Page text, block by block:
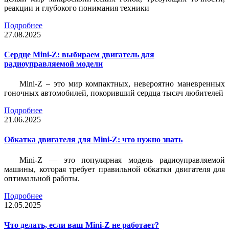
реакции и глубокого понимания техники
Подробнее
27.08.2025
Сердце Mini-Z: выбираем двигатель для
радиоуправляемой модели
Mini-Z – это мир компактных, невероятно маневренных
гоночных автомобилей, покоривший сердца тысяч любителей
Подробнее
21.06.2025
Обкатка двигателя для Mini-Z: что нужно знать
Mini-Z — это популярная модель радиоуправляемой
машины, которая требует правильной обкатки двигателя для
оптимальной работы.
Подробнее
12.05.2025
Что делать, если ваш Mini-Z не работает?